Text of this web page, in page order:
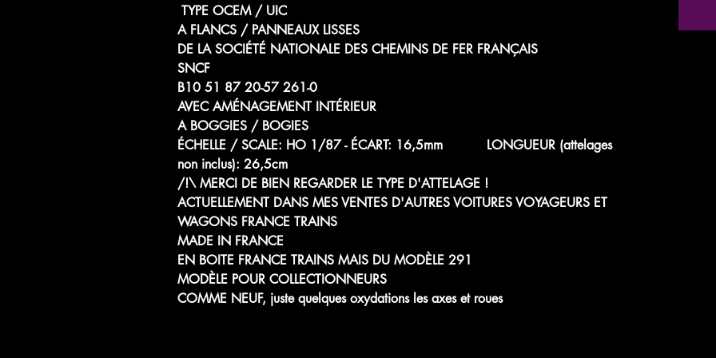
TYPE OCEM / UIC
A FLANCS / PANNEAUX LISSES
DE LA SOCIÉTÉ NATIONALE DES CHEMINS DE FER FRANÇAIS
SNCF
B10 51 87 20-57 261-0
AVEC AMÉNAGEMENT INTÉRIEUR
A BOGGIES / BOGIES
ÉCHELLE / SCALE: HO 1/87 - ÉCART: 16,5mm LONGUEUR (attelages
non inclus): 26,5cm
/!\ MERCI DE BIEN REGARDER LE TYPE D'ATTELAGE !
ACTUELLEMENT DANS MES VENTES D'AUTRES VOITURES VOYAGEURS ET
WAGONS FRANCE TRAINS
MADE IN FRANCE
EN BOITE FRANCE TRAINS MAIS DU MODÈLE 291
MODÈLE POUR COLLECTIONNEURS
COMME NEUF, juste quelques oxydations les axes et roues